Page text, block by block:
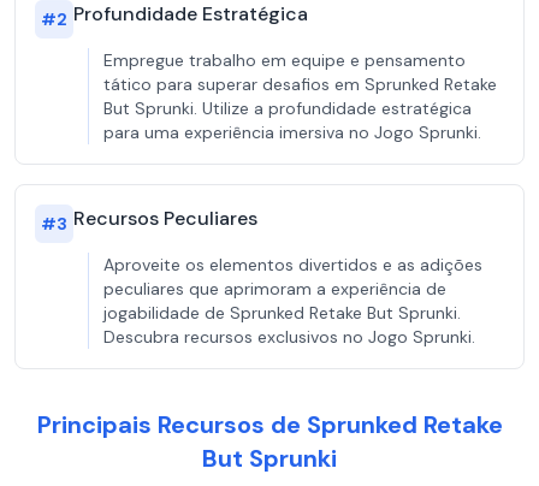
#2 Profundidade Estratégica
Empregue trabalho em equipe e pensamento
tático para superar desafios em Sprunked Retake
But Sprunki. Utilize a profundidade estratégica
para uma experiência imersiva no Jogo Sprunki.
#3 Recursos Peculiares
Aproveite os elementos divertidos e as adições
peculiares que aprimoram a experiência de
jogabilidade de Sprunked Retake But Sprunki.
Descubra recursos exclusivos no Jogo Sprunki.
Principais Recursos de Sprunked Retake
But Sprunki